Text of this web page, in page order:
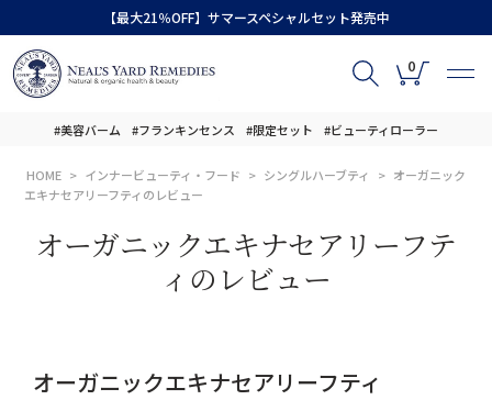
【最大21％OFF】サマースペシャルセット発売中
0
#美容バーム #フランキンセンス #限定セット #ビューティローラー
HOME インナービューティ・フード シングルハーブティ
オーガニック
エキナセアリーフティのレビュー
オーガニックエキナセアリーフテ
ィのレビュー
オーガニックエキナセアリーフティ